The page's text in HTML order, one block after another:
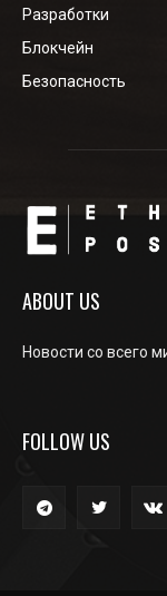
Разработки
Блокчейн
Безопасность
ABOUT US
Новости со всего
FOLLOW US